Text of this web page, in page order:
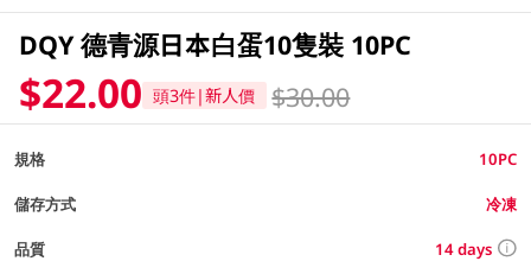
DQY 德青源日本白蛋10隻裝 10PC
$22.00 頭3件|新人價 $30.00
規格 10PC
儲存方式 冷凍
品質 14 days